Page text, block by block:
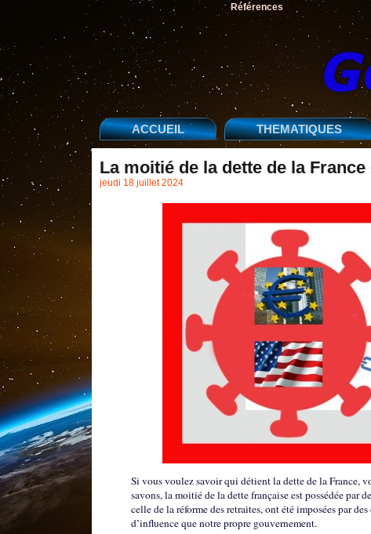
Références
ACCUEIL THEMATIQUES
La moitié de la dette de la
jeudi 18 juillet 2024
Si vous voulez savoir qui détient la dette de la France,
savons, la moitié de la dette française est possédée
celle de la réforme des retraites, ont été imposées par
d’influence que notre propre gouvernement.